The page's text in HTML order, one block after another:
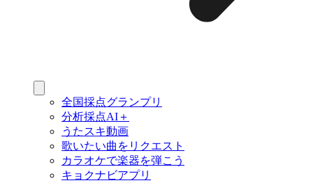
全国採点グランプリ
分析採点AI＋
うたスキ動画
歌いたい曲をリクエスト
カラオケで楽器を弾こう
キョクナビアプリ